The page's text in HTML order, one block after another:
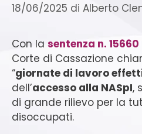
18/06/2025 di Alberto
Con la sentenza n.
Corte di Cassazione
“giornate di lavoro
dell’accesso alla NASpI,
di grande rilievo per la
disoccupati.